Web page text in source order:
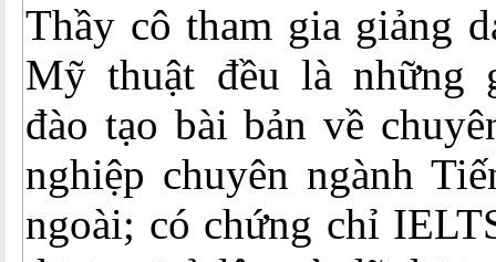
Thầy cô tham gia giảng
Mỹ thuật đều là những
đào tạo bài bản về
nghiệp chuyên ngành
ngoài; có chứng chỉ